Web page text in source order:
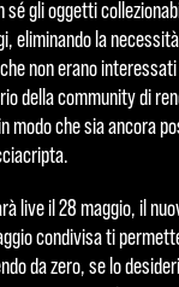
gli oggetti
eliminando la
non erano
della community di
modo che sia ancora
live il 28 maggio, il
condivisa ti
da zero, se lo